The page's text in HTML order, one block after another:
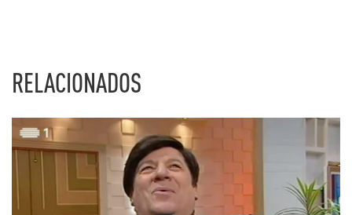
RELACIONADOS